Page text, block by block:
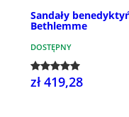
Sandały
Bethlemme
DOSTĘPNY
zł 419,28